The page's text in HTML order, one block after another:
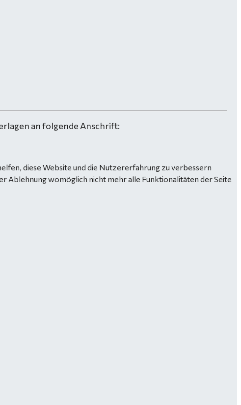
an folgende Anschrift:
diese Website und die Nutzererfahrung zu verbessern
Ablehnung womöglich nicht mehr alle Funktionalitäten der Seite